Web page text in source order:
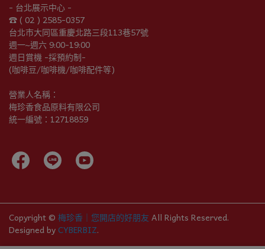
- 台北展示中心 -
☎︎ ( 02 ) 2585-0357
台北市大同區重慶北路三段113巷57號
週一~週六 9:00-19:00
週日賞機 -採預約制-
(咖啡豆/咖啡機/咖啡配件等)
營業人名稱：
梅珍香食品原料有限公司
統一編號：12718859
Copyright © 梅珍香｜您開店的好朋友 All Rights Reserved.
Designed by CYBERBIZ.